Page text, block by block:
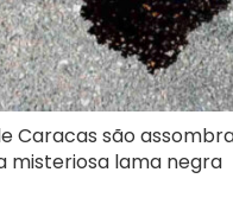
Caracas são
misteriosa lama negra